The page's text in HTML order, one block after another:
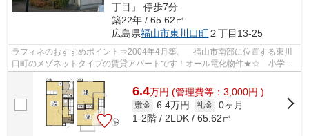
丁目」 停歩7分
築22年 / 65.62㎡
広島県福山市東川口町２丁目13-25
ラフィネのおすすめポイント⇒2004年4月築。 福山市南部に位置する東川
口町のメゾネットタイプの賃貸アパートです！オール電化物件★☆ 小学校
区は川口東小学校です。スーパーや、ホー...
6.4万円 (管理費等：3,000円 )
敷金 6.4万円 礼金 0ヶ月
1-2階 / 2LDK / 65.62㎡